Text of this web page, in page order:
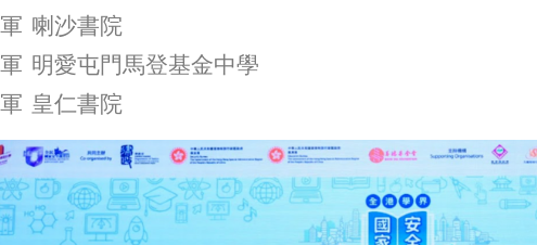
喇沙書院
明愛屯門馬登基金中學
皇仁書院